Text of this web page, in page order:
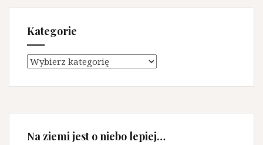
Kategorie
Kategorie
Na ziemi jest o niebo lepiej…